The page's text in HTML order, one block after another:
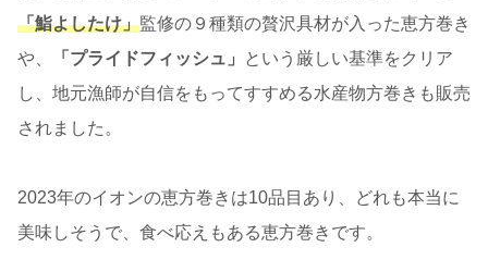
「鮨よしたけ」監修の９種類の贅沢具材が入った恵方巻き
や、
「プライドフィッシュ」
という厳しい基準をクリア
し、 地元漁師が自信をもってすすめる水産物方巻きも販売
されました。
2023年のイオンの恵方巻きは10品目あり、どれも本当に
美味しそうで、食べ応えもある恵方巻きです。